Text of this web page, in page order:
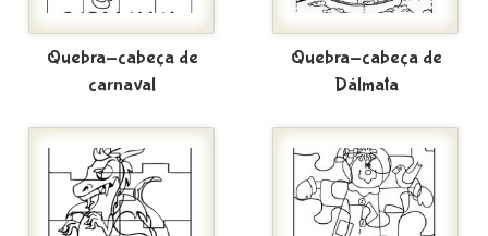
Quebra-cabeça de
carnaval
Quebra-cabeça de
Dálmata